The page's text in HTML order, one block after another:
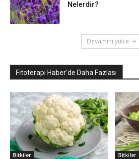
Nelerdir?
Devamını yükle
Fitoterapi Haber'de Daha Fazlası
Bitkiler Bitkiler